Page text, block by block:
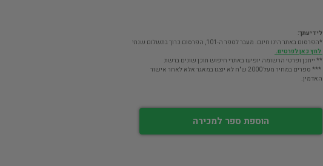
לידיעתך:
*הפרסום באתר הינו חינם. מעבר לספר ה-101, הפרסום כרוך בתשלום שנתי
לחץ כאן לפרטים.
** ייתכן ופרטי הרשומה יופיעו באתרי חיפוש תוכן שונים ברשת
*** ספרים במחיר מעל 2000 ש"ח לא יוצגו במאגר אלא לאחר אישור
האדמין.
הוספת ספר למכירה